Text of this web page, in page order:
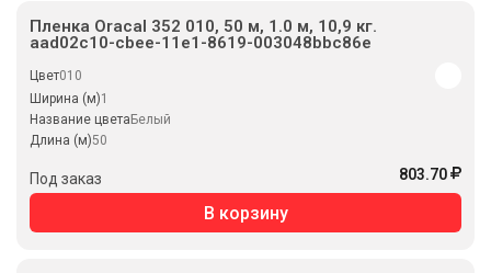
Пленка Oracal 352 010, 50 м, 1.0 м, 10,9 кг.
aad02c10-cbee-11e1-8619-003048bbc86e
Цвет010
Ширина (м)1
Название цвета Белый
Длина (м)50
Под заказ 803.70
В корзину